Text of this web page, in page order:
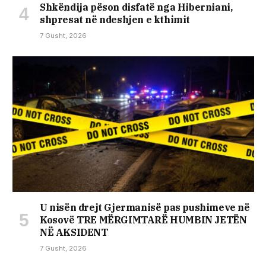
Shkëndija pëson disfatë nga Hiberniani,
shpresat në ndeshjen e kthimit
7 Gusht, 2026
U nisën drejt Gjermanisë pas pushimeve në
Kosovë TRE MËRGIMTARË HUMBIN JETËN
NË AKSIDENT
7 Gusht, 2026